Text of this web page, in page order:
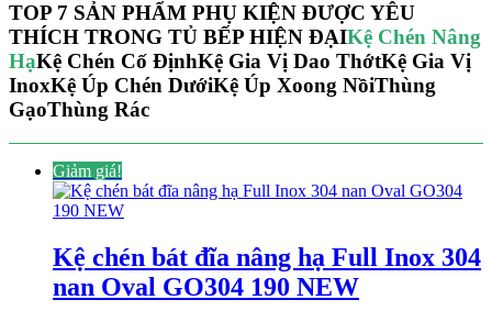
TOP 7 SẢN PHẨM PHỤ KIỆN ĐƯỢC YÊU
THÍCH TRONG TỦ BẾP HIỆN ĐẠIKệ Chén Nâng
HạKệ Chén Cố ĐịnhKệ Gia Vị Dao ThớtKệ Gia Vị
InoxKệ Úp Chén DướiKệ Úp Xoong NồiThùng
GạoThùng Rác
Giảm giá!
Kệ chén bát đĩa nâng hạ Full Inox 304
nan Oval GO304 190 NEW